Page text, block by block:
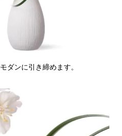
ダンに引き締めます。